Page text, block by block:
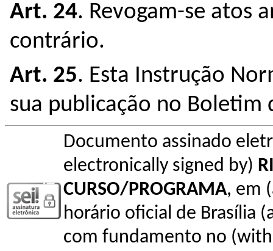
Art. 24. Revogam-se atos
contrário.
Art. 25. Esta Instrução
sua publicação no Boletim
Documento assinado
electronically signed by)
CURSO/PROGRAMA, em
horário oficial de Brasília
com fundamento no